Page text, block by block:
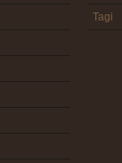
Tagi